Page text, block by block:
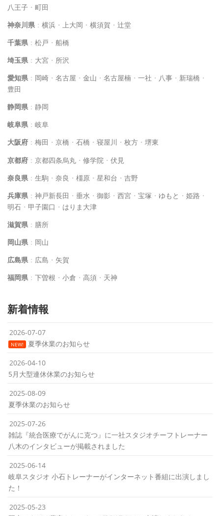
八王子 ・ 町田
神奈川県 ： 横浜 ・ 上大岡 ・ 横須賀 ・ 辻堂
千葉県 ： 松戸 ・ 船橋
埼玉県 ： 大宮 ・ 所沢
愛知県 ： 岡崎 ・ 名古屋 ・ 金山 ・ 名古屋楠 ・ 一社 ・ 八事 ・ 新瑞橋 ・
豊田
静岡県 ： 静岡
岐阜県 ： 岐阜
大阪府 ： 梅田 ・ 京橋 ・ 石橋 ・ 寝屋川 ・ 枚方 ・ 堺東
京都府 ： 京都四条烏丸 ・ 修学院 ・ 伏見
奈良県 ： 生駒 ・ 奈良 ・ 橿原 ・ 星和台 ・ 吉野
兵庫県 ： 神戸新長田 ・ 垂水 ・ 御影 ・ 西宮 ・ 宝塚 ・ ゆもと ・ 姫路 ・
明石 ・ 甲子園口 ・ はりま大津
滋賀県 ： 膳所
岡山県 ： 岡山
広島県 ： 広島 ・ 矢賀
福岡県 ： 下曽根 ・ 小倉 ・ 高須 ・ 天神
新着情報
2026-07-07
NEW! 夏季休業のお知らせ
2026-04-10
5月大型連休休業のお知らせ
2025-08-09
夏季休業のお知らせ
2025-07-26
雑誌『統合医療でがんに克つ』に一社スタジオチーフトレーナー
八木のインタビューが掲載されました
2025-06-14
岐阜スタジオ 小石トレーナーがインターネット番組に出演しまし
た！
2025-05-23